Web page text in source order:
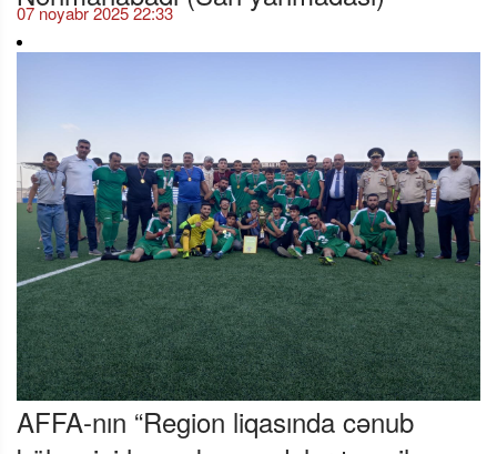
07 noyabr 2025 22:33
AFFA-nın “Region liqasında cənub
bölgəsini hansı komandalar təmsil